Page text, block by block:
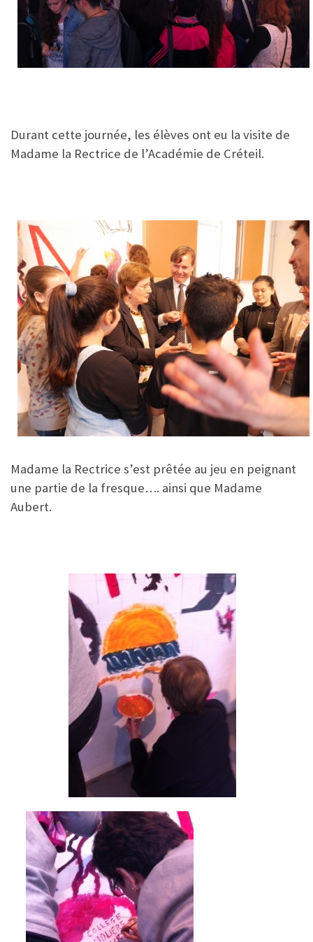
Durant cette journée, les élèves ont eu la visite de
Madame la Rectrice de l’Académie de Créteil.
Madame la Rectrice s’est prêtée au jeu en peignant
une partie de la fresque…. ainsi que Madame
Aubert.